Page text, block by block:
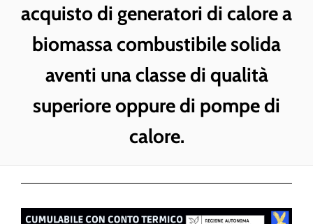
acquisto di generatori di calore a
biomassa combustibile solida
aventi una classe di qualità
superiore oppure di pompe di
calore.